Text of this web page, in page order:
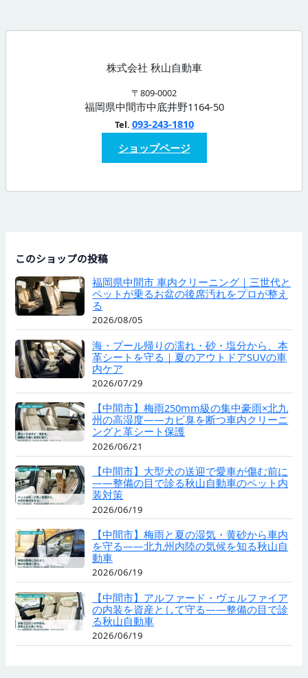
株式会社 秋山自動車
〒809-0002
福岡県中間市中底井野1164-50
Tel. 093-243-1810
ショップページ
このショップの投稿
福岡県中間市 車内クリーニング｜三世代と
ペットが乗るお盆の後席汚れをプロが整え
る
2026/08/05
海・プール帰りの濡れ・砂・塩分から、本
革シートを守る｜夏のアウトドアSUVの車
内ケア
2026/07/29
【中間市】梅雨250mm級の集中豪雨×北九
州の高湿度——カビ臭を断つ車内クリーニ
ングと革シート保護
2026/06/21
【中間市】大型犬の送迎で愛車が傷む前に
——整備の目で診る秋山自動車のペット内
装対策
2026/06/19
【中間市】梅雨と夏の湿気・黄砂から車内
を守る——北九州内陸の気候を知る秋山自
動車
2026/06/19
【中間市】アルファード・ヴェルファイア
の内装を資産として守る——整備の目で診
る秋山自動車
2026/06/19